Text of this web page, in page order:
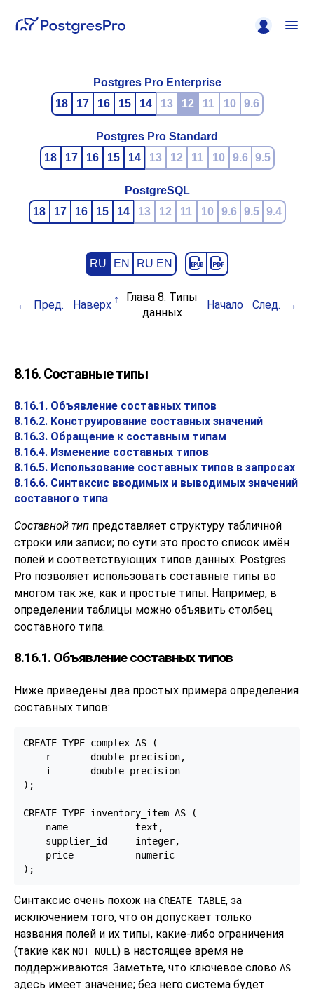
Postgres Pro Enterprise
18
17 16 15 14 13 12 11 10 9.6
Postgres Pro Standard
18
17 16 15 14 13 12 11 10 9.6 9.5
PostgreSQL
18
17 16 15 14 13 12 11 10 9.6 9.5 9.4
RU EN RU EN
Пред. Наверх
Глава 8. Типы
данных
Начало След.
8.16. Составные типы
8.16.1. Объявление составных типов
8.16.2. Конструирование составных значений
8.16.3. Обращение к составным типам
8.16.4. Изменение составных типов
8.16.5. Использование составных типов в запросах
8.16.6. Синтаксис вводимых и выводимых значений
составного типа
Составной тип представляет структуру табличной
строки или записи; по сути это просто список имён
полей и соответствующих типов данных. Postgres
Pro позволяет использовать составные типы во
многом так же, как и простые типы. Например, в
определении таблицы можно объявить столбец
составного типа.
8.16.1. Объявление составных типов
Ниже приведены два простых примера определения
составных типов:
CREATE TYPE complex AS (
    r       double precision,
    i       double precision
);
CREATE TYPE inventory_item AS (
    name            text,
    supplier_id     integer,
    price           numeric
);
Синтаксис очень похож на CREATE TABLE, за
исключением того, что он допускает только
названия полей и их типы, какие-либо ограничения
(такие как NOT NULL ) в настоящее время не
поддерживаются. Заметьте, что ключевое слово AS
здесь имеет значение; без него система будет